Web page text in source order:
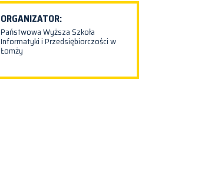
ORGANIZATOR:
Państwowa Wyższa Szkoła
Informatyki i Przedsiębiorczości w
Łomży